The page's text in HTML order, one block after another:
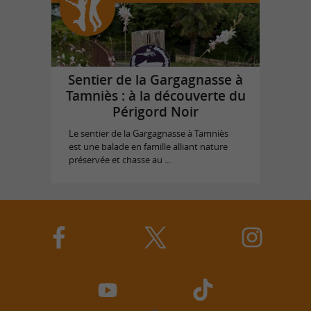
Sentier de la Gargagnasse à
Tamniès : à la découverte du
Périgord Noir
Le sentier de la Gargagnasse à Tamniès
est une balade en famille alliant nature
préservée et chasse au ...